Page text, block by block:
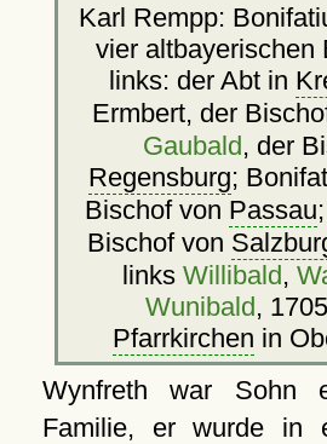
Karl Rempp:
vier altbayerischen
links: der Abt in
Ermbert, der
Gaubald, der
Regensburg;
Bischof von Passau
Bischof von
linksWillibald,
Wunibald,
Pfarrkirchen in
Wynfreth war Sohn
Familie, er wurde in